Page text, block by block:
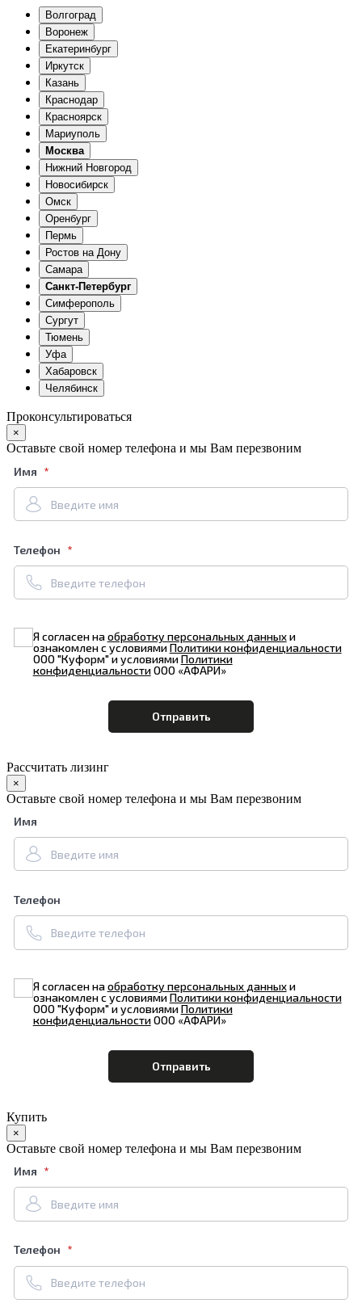
Волгоград
Воронеж
Екатеринбург
Иркутск
Казань
Краснодар
Красноярск
Мариуполь
Москва
Нижний Новгород
Новосибирск
Омск
Оренбург
Пермь
Ростов на Дону
Самара
Санкт-Петербург
Симферополь
Сургут
Тюмень
Уфа
Хабаровск
Челябинск
Проконсультироваться
×
Оставьте свой номер телефона и мы Вам перезвоним
Имя
Телефон
Я согласен наобработку персональных данныхи
ознакомлен с условиямиПолитики конфиденциальности
ООО "Куформ" и условиямиПолитики
конфиденциальностиООО «АФАРИ»
Рассчитать лизинг
×
Оставьте свой номер телефона и мы Вам перезвоним
Имя
Телефон
Я согласен наобработку персональных данныхи
ознакомлен с условиямиПолитики конфиденциальности
ООО "Куформ" и условиямиПолитики
конфиденциальностиООО «АФАРИ»
Купить
×
Оставьте свой номер телефона и мы Вам перезвоним
Имя
Телефон